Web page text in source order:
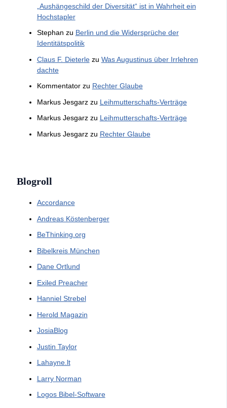
„Aushängeschild der Diversität“ ist in Wahrheit ein
Hochstapler
Stephan zu Berlin und die Widersprüche der
Identitätspolitik
Claus F. Dieterlezu Was Augustinus über Irrlehren
dachte
Kommentatorzu Rechter Glaube
Markus Jesgarzzu Leihmutterschafts-Verträge
Markus Jesgarzzu Leihmutterschafts-Verträge
Markus Jesgarzzu Rechter Glaube
Blogroll
Accordance
Andreas Köstenberger
BeThinking.org
Bibelkreis München
Dane Ortlund
Exiled Preacher
Hanniel Strebel
Herold Magazin
JosiaBlog
Justin Taylor
Lahayne.lt
Larry Norman
Logos Bibel-Software